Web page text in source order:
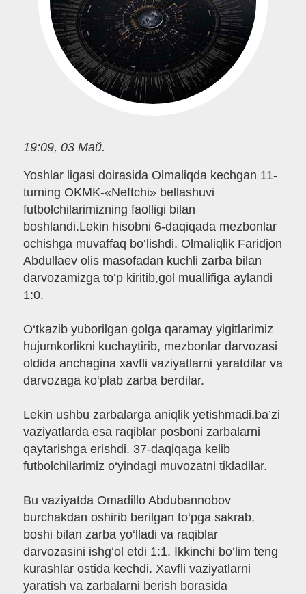
19:09, 03 Май.
Yoshlar ligasi doirasida Olmaliqda kechgan 11-
turning OKMK-«Neftchi» bellashuvi
futbolchilarimizning faolligi bilan
boshlandi.Lekin hisobni 6-daqiqada mezbonlar
ochishga muvaffaq bo‘lishdi. Olmaliqlik Faridjon
Abdullaev olis masofadan kuchli zarba bilan
darvozamizga to‘p kiritib,gol muallifiga aylandi
1:0.
O‘tkazib yuborilgan golga qaramay yigitlarimiz
hujumkorlikni kuchaytirib, mezbonlar darvozasi
oldida anchagina xavfli vaziyatlarni yaratdilar va
darvozaga ko‘plab zarba berdilar.
Lekin ushbu zarbalarga aniqlik yetishmadi,ba’zi
vaziyatlarda esa raqiblar posboni zarbalarni
qaytarishga erishdi. 37-daqiqaga kelib
futbolchilarimiz o‘yindagi muvozatni tikladilar.
Bu vaziyatda Omadillo Abdubannobov
burchakdan oshirib berilgan to‘pga sakrab,
boshi bilan zarba yo‘lladi va raqiblar
darvozasini ishg‘ol etdi 1:1. Ikkinchi bo‘lim teng
kurashlar ostida kechdi. Xavfli vaziyatlarni
yaratish va zarbalarni berish borasida